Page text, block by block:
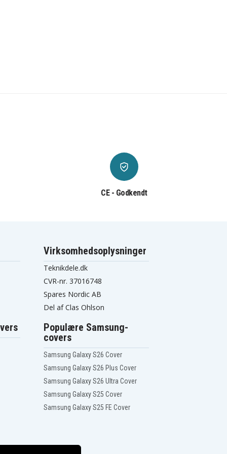
CE - Godkendt
Virksomhedsoplysninger
Teknikdele.dk
CVR-nr. 37016748
Spares Nordic AB
Del af Clas Ohlson
Populære Samsung-
covers
Samsung Galaxy S26 Cover
Samsung Galaxy S26 Plus Cover
Samsung Galaxy S26 Ultra Cover
Samsung Galaxy S25 Cover
Samsung Galaxy S25 FE Cover